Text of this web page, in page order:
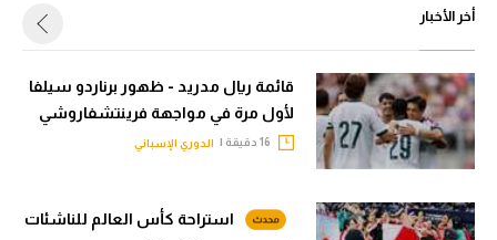
أخر الأخبار
قائمة ريال مدريد - ظهور برناردو سيلفا
لأول مرة في مواجهة فرينتشفاروشي
الدوري الإسباني
استراحة كأس العالم للناشئات